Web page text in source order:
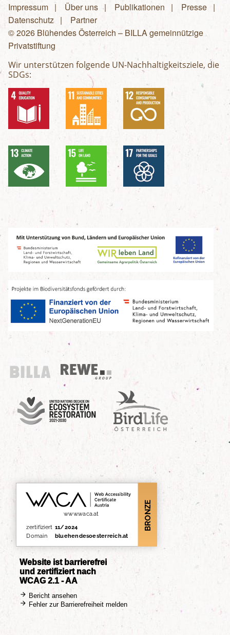
Fußzeilenmenü
Impressum Über uns Publikationen
Presse
Datenschutz
Partner
© 2026 Blühendes Österreich – BILLA gemeinnützige
Privatstiftung
Wir unterstützen folgende UN-Nachhaltigkeitsziele, die
SDGs:
Billa
REWE Group
UN Decade
Birdlife